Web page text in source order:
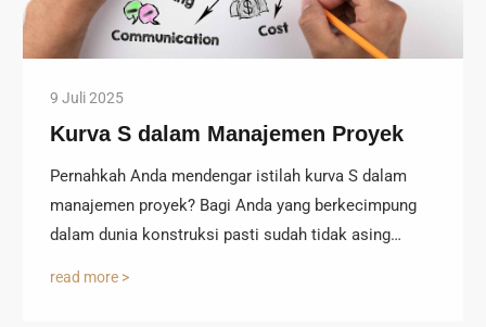
9 Juli 2025
Kurva S dalam Manajemen Proyek
Pernahkah Anda mendengar istilah kurva S dalam
manajemen proyek? Bagi Anda yang berkecimpung
dalam dunia konstruksi pasti sudah tidak asing…
read more >